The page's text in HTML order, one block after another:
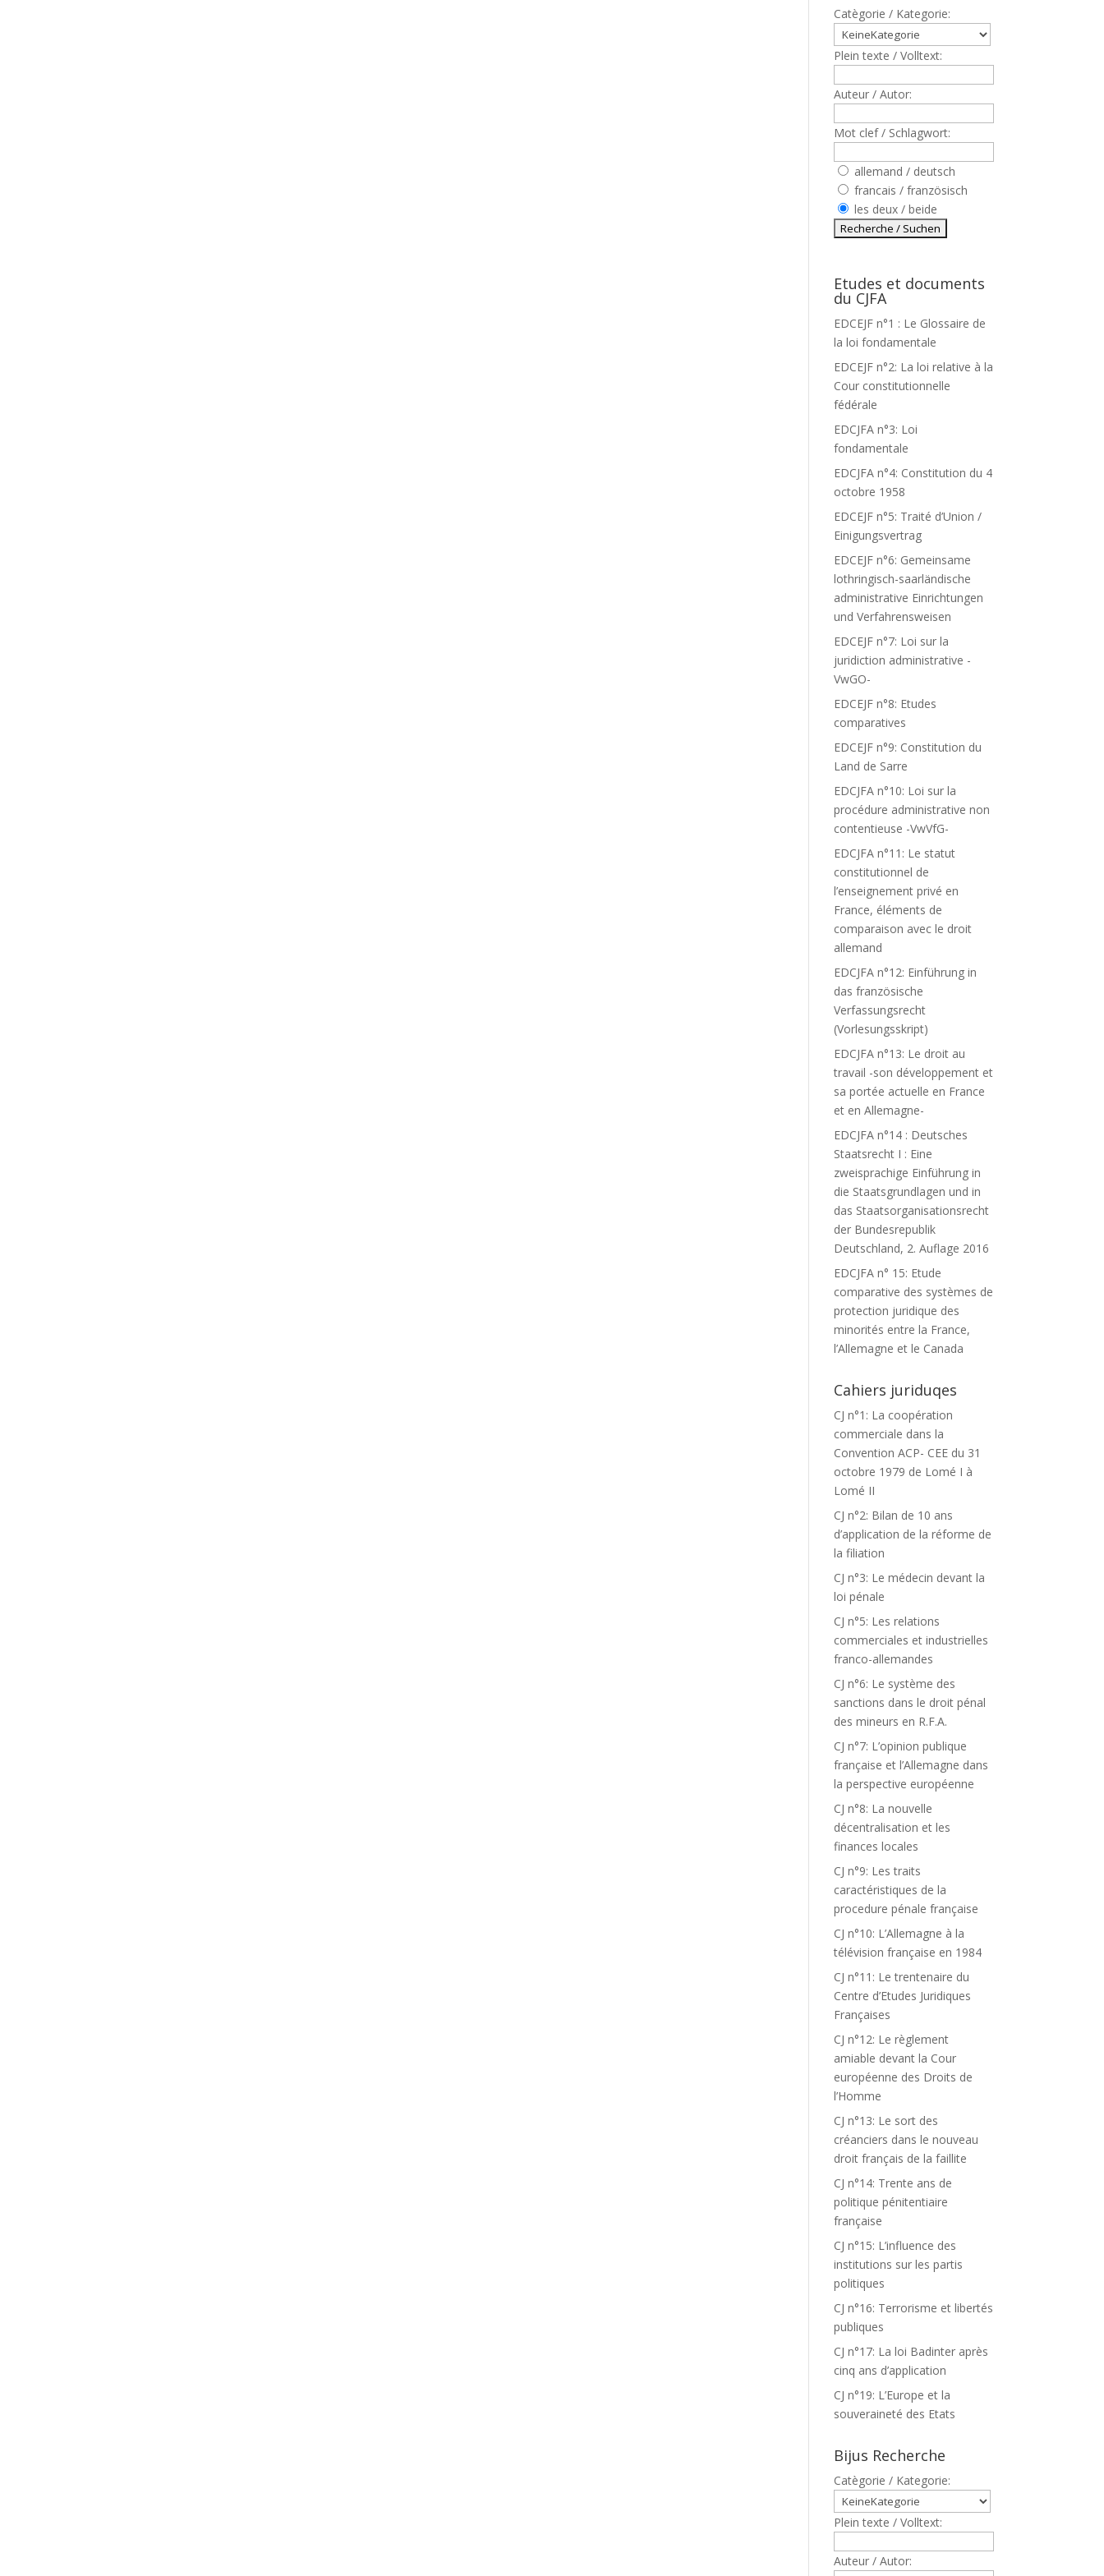
Catègorie / Kategorie:
Plein texte / Volltext:
Auteur / Autor:
Mot clef / Schlagwort:
allemand / deutsch
francais / französisch
les deux / beide
Etudes et documents
du CJFA
EDCEJF n°1 : Le Glossaire de
la loi fondamentale
EDCEJF n°2: La loi relative à la
Cour constitutionnelle
fédérale
EDCJFA n°3: Loi
fondamentale
EDCJFA n°4: Constitution du 4
octobre 1958
EDCEJF n°5: Traité d’Union /
Einigungsvertrag
EDCEJF n°6: Gemeinsame
lothringisch-saarländische
administrative Einrichtungen
und Verfahrensweisen
EDCEJF n°7: Loi sur la
juridiction administrative -
VwGO-
EDCEJF n°8: Etudes
comparatives
EDCEJF n°9: Constitution du
Land de Sarre
EDCJFA n°10: Loi sur la
procédure administrative non
contentieuse -VwVfG-
EDCJFA n°11: Le statut
constitutionnel de
l’enseignement privé en
France, éléments de
comparaison avec le droit
allemand
EDCJFA n°12: Einführung in
das französische
Verfassungsrecht
(Vorlesungsskript)
EDCJFA n°13: Le droit au
travail -son développement et
sa portée actuelle en France
et en Allemagne-
EDCJFA n°14 : Deutsches
Staatsrecht I : Eine
zweisprachige Einführung in
die Staatsgrundlagen und in
das Staatsorganisationsrecht
der Bundesrepublik
Deutschland, 2. Auflage 2016
EDCJFA n° 15: Etude
comparative des systèmes de
protection juridique des
minorités entre la France,
l’Allemagne et le Canada
Cahiers juriduqes
CJ n°1: La coopération
commerciale dans la
Convention ACP- CEE du 31
octobre 1979 de Lomé I à
Lomé II
CJ n°2: Bilan de 10 ans
d’application de la réforme de
la filiation
CJ n°3: Le médecin devant la
loi pénale
CJ n°5: Les relations
commerciales et industrielles
franco-allemandes
CJ n°6: Le système des
sanctions dans le droit pénal
des mineurs en R.F.A.
CJ n°7: L’opinion publique
française et l’Allemagne dans
la perspective européenne
CJ n°8: La nouvelle
décentralisation et les
finances locales
CJ n°9: Les traits
caractéristiques de la
procedure pénale française
CJ n°10: L’Allemagne à la
télévision française en 1984
CJ n°11: Le trentenaire du
Centre d’Etudes Juridiques
Françaises
CJ n°12: Le règlement
amiable devant la Cour
européenne des Droits de
l’Homme
CJ n°13: Le sort des
créanciers dans le nouveau
droit français de la faillite
CJ n°14: Trente ans de
politique pénitentiaire
française
CJ n°15: L’influence des
institutions sur les partis
politiques
CJ n°16: Terrorisme et libertés
publiques
CJ n°17: La loi Badinter après
cinq ans d’application
CJ n°19: L’Europe et la
souveraineté des Etats
Bijus Recherche
Catègorie / Kategorie:
Plein texte / Volltext:
Auteur / Autor: